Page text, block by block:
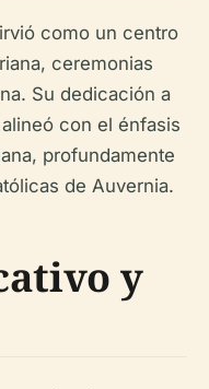
como un centro
ceremonias
Su dedicación a
con el énfasis
profundamente
de Auvernia.
y